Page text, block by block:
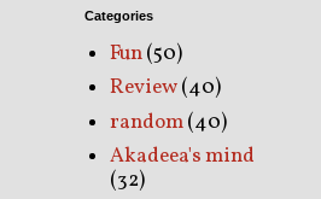
Categories
Fun(50)
Review(40)
random(40)
Akadeea's mind
(32)